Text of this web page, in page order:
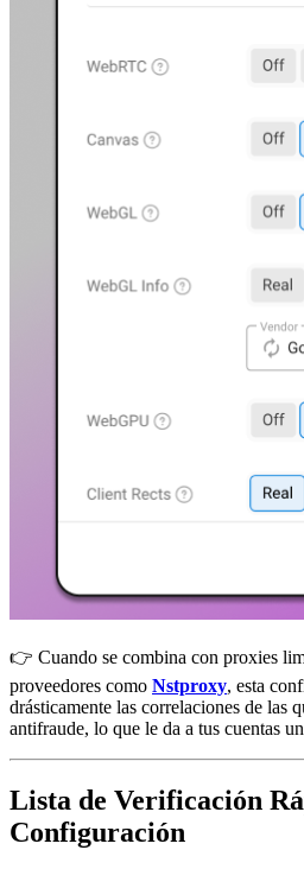
👉 Cuando se combina con proxies
proveedores como Nstproxy, esta
drásticamente las correlaciones de las
antifraude, lo que le da a tus cuentas
Lista de Verificación
Configuración